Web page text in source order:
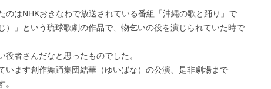
のはNHKおきなわで放送されている番組「沖縄の歌と踊り」で
）」という琉球歌劇の作品で、物乞いの役を演じられていた時で
者さんだなと思ったものでした。
います創作舞踊集団結華（ゆいばな）の公演、是非劇場まで
。